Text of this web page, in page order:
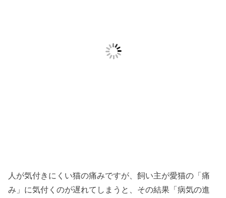
人が気付きにくい猫の痛みですが、飼い主が愛猫の「痛
み」に気付くのが遅れてしまうと、その結果「病気の進